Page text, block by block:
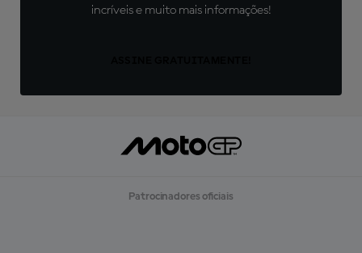
incríveis e muito mais informações!
Patrocinadores oficiais